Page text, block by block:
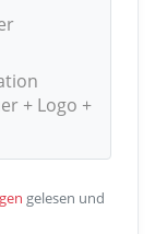
+ Logo +
gelesen und